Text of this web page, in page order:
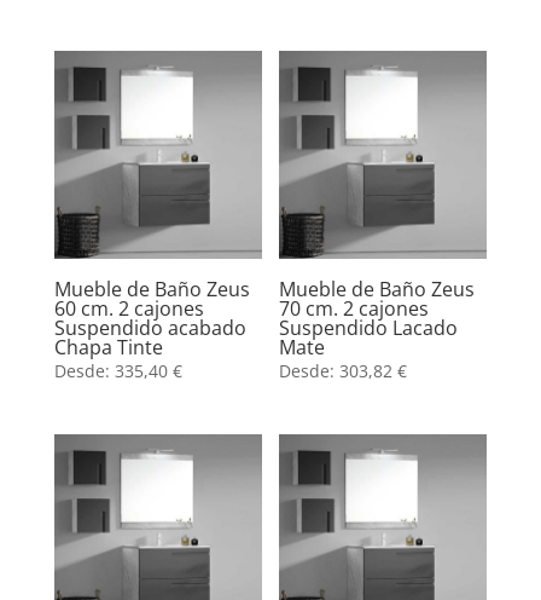
Mueble de Baño Zeus
60 cm. 2 cajones
Suspendido acabado
Chapa Tinte
Desde: 335,40 €
Mueble de Baño Zeus
70 cm. 2 cajones
Suspendido Lacado
Mate
Desde:303,82€